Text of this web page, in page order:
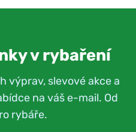
v rybaření
výprav, slevové akce a
na váš e-mail. Od
rybáře.